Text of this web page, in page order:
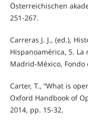
Österreichischen
251-267.
Carreras J. J., (ed.),
Hispanoamérica, 5. La
Madrid-México, Fondo
Carter, T., “What is
Oxford Handbook of
2014, pp. 15-32.